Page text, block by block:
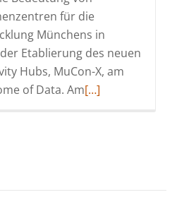
für die
Münchens in
Etablierung des neuen
Hubs, MuCon-X, am
of Data. AmRead
[…]